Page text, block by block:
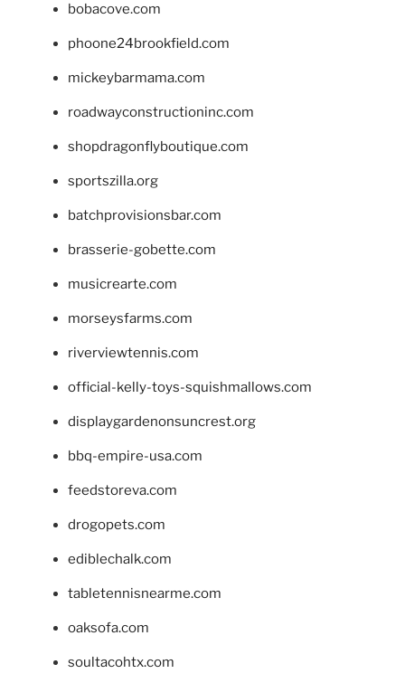
bobacove.com
phoone24brookfield.com
mickeybarmama.com
roadwayconstructioninc.com
shopdragonflyboutique.com
sportszilla.org
batchprovisionsbar.com
brasserie-gobette.com
musicrearte.com
morseysfarms.com
riverviewtennis.com
official-kelly-toys-squishmallows.com
displaygardenonsuncrest.org
bbq-empire-usa.com
feedstoreva.com
drogopets.com
ediblechalk.com
tabletennisnearme.com
oaksofa.com
soultacohtx.com